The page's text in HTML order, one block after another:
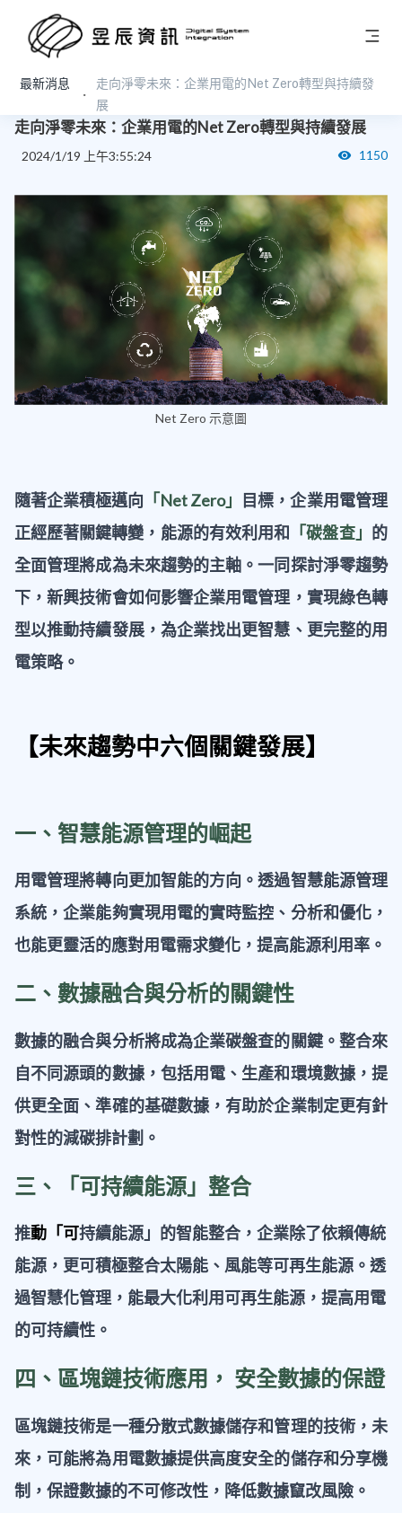
最新消息
走向淨零未來：企業用電的Net Zero轉型與持續發
展
趨勢分享
走向淨零未來：企業用電的Net Zero轉型與持續發展
2024/1/19 上午3:55:24 1150
Net Zero 示意圖
隨著企業積極邁向 「Net Zero」
目標，企業用電管理
正經歷著關鍵轉變，能源的有效利用和 「碳盤查」 的
全面管理將成為未來趨勢的主軸。一同探討淨零趨勢
下，新興技術會如何影響企業用電管理，實現綠色轉
型以推動持續發展，為企業找出更智慧、更完整的用
電策略。
【未來趨勢中六個關鍵發展】
一、智慧能源管理的崛起
用電管理將轉向更加智能的方向。透過智慧能源管理
系統，企業能夠實現用電的實時監控、分析和優化，
也能更靈活的應對用電需求變化，提高能源利用率。
二、數據融合與分析的關鍵性
數據的融合與分析將成為企業碳盤查的關鍵。整合來
自不同源頭的數據，包括用電、生產和環境數據，提
供更全面、準確的基礎數據，有助於企業制定更有針
對性的減碳排計劃。
三、「可持續能源」整合
推動「可持續能源」的智能整合，企業除了依賴傳統
能源，更可積極整合太陽能、風能等可再生能源。透
過智慧化管理，能最大化利用可再生能源，提高用電
的可持續性。
四、區塊鏈技術應用， 安全數據的保證
區塊鏈技術是一種分散式數據儲存和管理的技術，未
來，可能將為用電數據提供高度安全的儲存和分享機
制，保證數據的不可修改性，降低數據竄改風險。